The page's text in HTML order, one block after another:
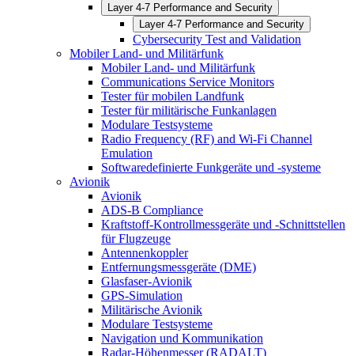
Layer 4-7 Performance and Security
Layer 4-7 Performance and Security
Cybersecurity Test and Validation
Mobiler Land- und Militärfunk
Mobiler Land- und Militärfunk
Communications Service Monitors
Tester für mobilen Landfunk
Tester für militärische Funkanlagen
Modulare Testsysteme
Radio Frequency (RF) and Wi-Fi Channel
Emulation
Softwaredefinierte Funkgeräte und -systeme
Avionik
Avionik
ADS-B Compliance
Kraftstoff-Kontrollmessgeräte und -Schnittstellen
für Flugzeuge
Antennenkoppler
Entfernungsmessgeräte (DME)
Glasfaser-Avionik
GPS-Simulation
Militärische Avionik
Modulare Testsysteme
Navigation und Kommunikation
Radar-Höhenmesser (RADALT)